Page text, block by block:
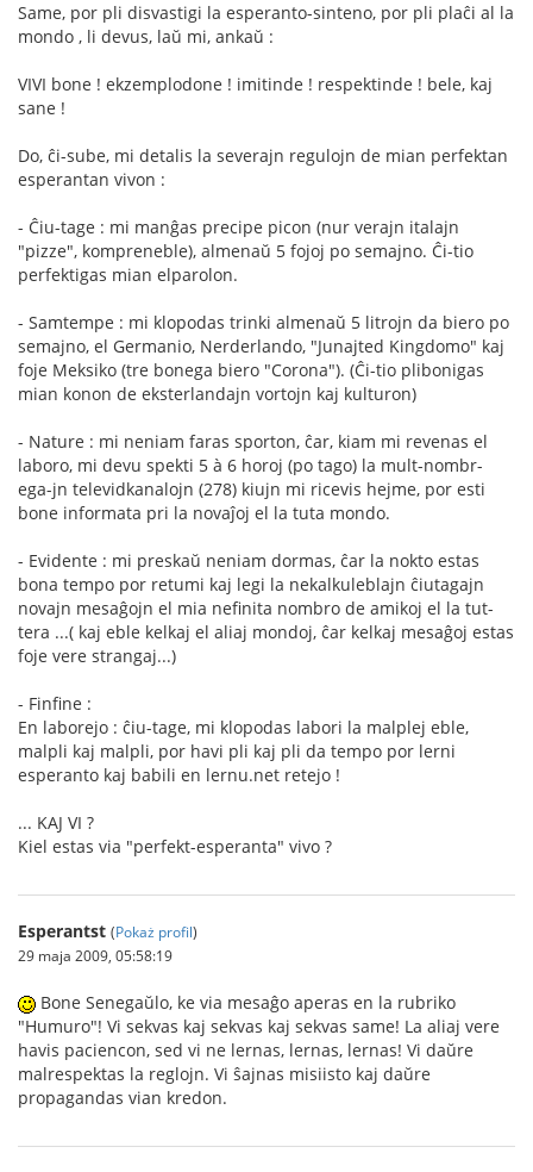
Same, por pli disvastigi la esperanto-sinteno, por pli plaĉi al la
mondo , li devus, laŭ mi, ankaŭ :
VIVI bone ! ekzemplodone ! imitinde ! respektinde ! bele, kaj
sane !
Do, ĉi-sube, mi detalis la severajn regulojn de mian perfektan
esperantan vivon :
- Ĉiu-tage : mi manĝas precipe picon (nur verajn italajn
"pizze", kompreneble), almenaŭ 5 fojoj po semajno. Ĉi-tio
perfektigas mian elparolon.
- Samtempe : mi klopodas trinki almenaŭ 5 litrojn da biero po
semajno, el Germanio, Nerderlando, "Junajted Kingdomo" kaj
foje Meksiko (tre bonega biero "Corona"). (Ĉi-tio plibonigas
mian konon de eksterlandajn vortojn kaj kulturon)
- Nature : mi neniam faras sporton, ĉar, kiam mi revenas el
laboro, mi devu spekti 5 à 6 horoj (po tago) la mult-nombr-
ega-jn televidkanalojn (278) kiujn mi ricevis hejme, por esti
bone informata pri la novaĵoj el la tuta mondo.
- Evidente : mi preskaŭ neniam dormas, ĉar la nokto estas
bona tempo por retumi kaj legi la nekalkuleblajn ĉiutagajn
novajn mesaĝojn el mia nefinita nombro de amikoj el la tut-
tera ...( kaj eble kelkaj el aliaj mondoj, ĉar kelkaj mesaĝoj estas
foje vere strangaj...)
- Finfine :
En laborejo : ĉiu-tage, mi klopodas labori la malplej eble,
malpli kaj malpli, por havi pli kaj pli da tempo por lerni
esperanto kaj babili en lernu.net retejo !
... KAJ VI ?
Kiel estas via "perfekt-esperanta" vivo ?
Esperantst (Pokaż profil)
29 maja 2009, 05:58:19
Bone Senegaŭlo, ke via mesaĝo aperas en la rubriko
"Humuro"! Vi sekvas kaj sekvas kaj sekvas same! La aliaj vere
havis paciencon, sed vi ne lernas, lernas, lernas! Vi daŭre
malrespektas la reglojn. Vi ŝajnas misiisto kaj daŭre
propagandas vian kredon.